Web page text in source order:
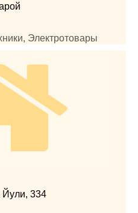
Электротовары
Йули, 334